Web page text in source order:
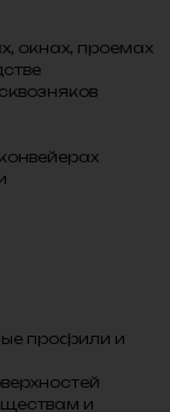
окнах, проемах
профили и
и